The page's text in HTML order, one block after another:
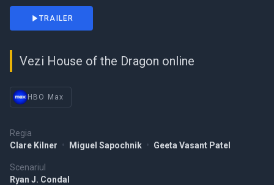
Regia
Clare Kilner • Miguel Sapochnik • Geeta Vasant Patel
Scenariul
Ryan J. Condal
TRAILER
Vezi House of the Dragon online
HBO Max